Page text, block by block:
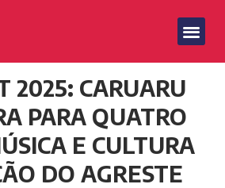
2025: CARUARU
PARA QUATRO
E CULTURA
DO AGRESTE